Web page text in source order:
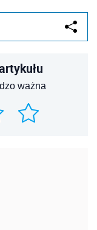
ważna